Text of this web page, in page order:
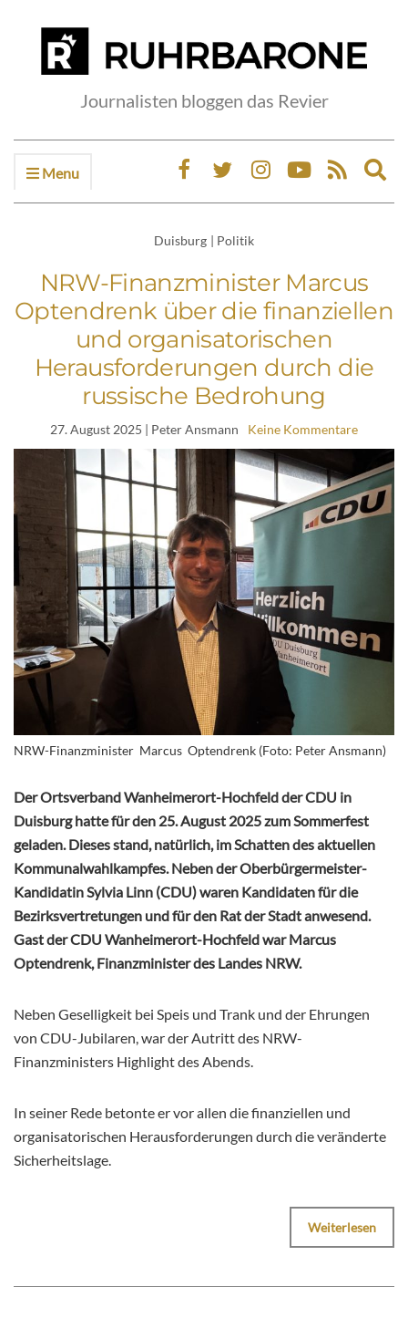
Journalisten bloggen das Revier
Menu
Duisburg | Politik
NRW-Finanzminister Marcus
Optendrenk über die finanziellen
und organisatorischen
Herausforderungen durch die
russische Bedrohung
27. August 2025 | Peter Ansmann Keine Kommentare
NRW-Finanzminister Marcus Optendrenk (Foto: Peter Ansmann)
Der Ortsverband Wanheimerort-Hochfeld der CDU in
Duisburg hatte für den 25. August 2025 zum Sommerfest
geladen. Dieses stand, natürlich, im Schatten des aktuellen
Kommunalwahlkampfes. Neben der Oberbürgermeister-
Kandidatin Sylvia Linn (CDU) waren Kandidaten für die
Bezirksvertretungen und für den Rat der Stadt anwesend.
Gast der CDU Wanheimerort-Hochfeld warMarcus
Optendrenk, Finanzminister des Landes NRW.
Neben Geselligkeit bei Speis und Trank und der Ehrungen
von CDU-Jubilaren, war der Autritt des NRW-
Finanzministers Highlight des Abends.
In seiner Rede betonte er vor allen die finanziellen und
organisatorischen Herausforderungen durch die veränderte
Sicherheitslage.
Weiterlesen